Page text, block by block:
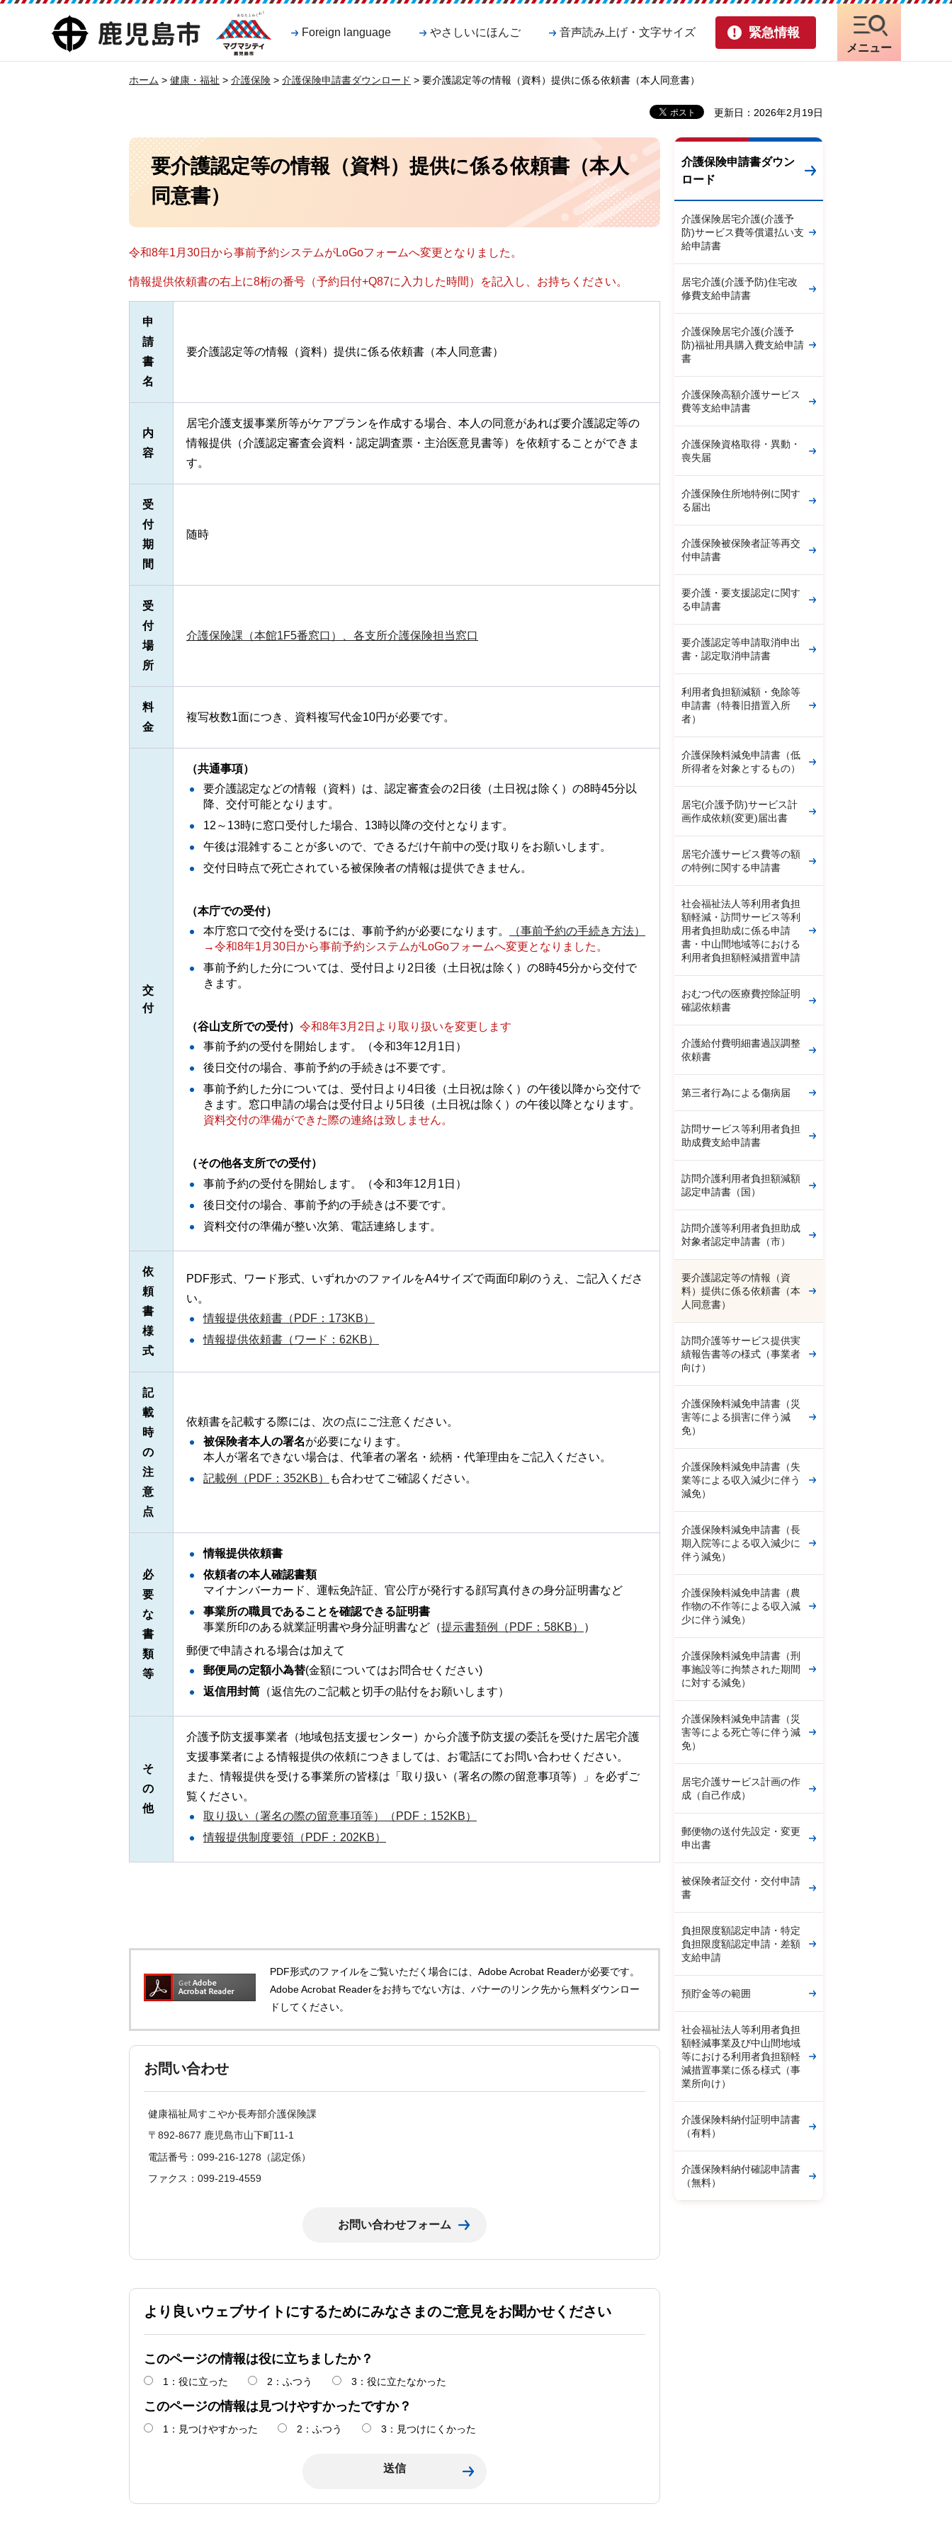
鹿児島市
マグマシティ
鹿児島市
Foreign language やさしいにほんご 音声読み上げ・文字サイズ 緊急情報
メニュー
ホーム > 健康・福祉 > 介護保険 > 介護保険申請書ダウンロード > 要介護認定等の情報（資料）提供に係る依頼書（本人同意書）
更新日：2026年2月19日
要介護認定等の情報（資料）提供に係る依頼書（本人
同意書）
令和8年1月30日から事前予約システムがLoGoフォームへ変更となりました。
情報提供依頼書の右上に8桁の番号（予約日付+Q87に入力した時間）を記入し、お持ちください。
申
請
書
名
要介護認定等の情報（資料）提供に係る依頼書（本人同意書）
内
容
居宅介護支援事業所等がケアプランを作成する場合、本人の同意があれば要介護認定等の
情報提供（介護認定審査会資料・認定調査票・主治医意見書等）を依頼することができま
す。
受
付
期
間
随時
受
付
場
所
介護保険課（本館1F5番窓口）、各支所介護保険担当窓口
料
金
複写枚数1面につき、資料複写代金10円が必要です。
交
付
（共通事項）
要介護認定などの情報（資料）は、認定審査会の2日後（土日祝は除く）の8時45分以
降、交付可能となります。
12～13時に窓口受付した場合、13時以降の交付となります。
午後は混雑することが多いので、できるだけ午前中の受け取りをお願いします。
交付日時点で死亡されている被保険者の情報は提供できません。
（本庁での受付）
本庁窓口で交付を受けるには、事前予約が必要になります。
（事前予約の手続き方法）
→令和8年1月30日から事前予約システムがLoGoフォームへ変更となりました。
事前予約した分については、受付日より2日後（土日祝は除く）の8時45分から交付で
きます。
（谷山支所での受付） 令和8年3月2日より取り扱いを変更します
事前予約の受付を開始します。（令和3年12月1日）
後日交付の場合、事前予約の手続きは不要です。
事前予約した分については、受付日より4日後（土日祝は除く）の午後以降から交付で
きます。窓口申請の場合は受付日より5日後（土日祝は除く）の午後以降となります。
資料交付の準備ができた際の連絡は致しません。
（その他各支所での受付）
事前予約の受付を開始します。（令和3年12月1日）
後日交付の場合、事前予約の手続きは不要です。
資料交付の準備が整い次第、電話連絡します。
依
頼
書
様
式
PDF形式、ワード形式、いずれかのファイルをA4サイズで両面印刷のうえ、ご記入くださ
い。
情報提供依頼書（PDF：173KB）
情報提供依頼書（ワード：62KB）
記
載
時
の
注
意
点
依頼書を記載する際には、次の点にご注意ください。
被保険者本人の署名が必要になります。
本人が署名できない場合は、代筆者の署名・続柄・代筆理由をご記入ください。
記載例（PDF：352KB）
も合わせてご確認ください。
必
要
な
書
類
等
情報提供依頼書
依頼者の本人確認書類
マイナンバーカード、運転免許証、官公庁が発行する顔写真付きの身分証明書など
事業所の職員であることを確認できる証明書
事業所印のある就業証明書や身分証明書など（提示書類例（PDF：58KB）
）
郵便で申請される場合は加えて
郵便局の定額小為替(金額についてはお問合せください)
返信用封筒 （返信先のご記載と切手の貼付をお願いします）
そ
の
他
介護予防支援事業者（地域包括支援センター）から介護予防支援の委託を受けた居宅介護
支援事業者による情報提供の依頼につきましては、お電話にてお問い合わせください。
また、情報提供を受ける事業所の皆様は「取り扱い（署名の際の留意事項等）」を必ずご
覧ください。
取り扱い（署名の際の留意事項等）（PDF：152KB）
情報提供制度要領（PDF：202KB）
PDF形式のファイルをご覧いただく場合には、Adobe Acrobat Readerが必要です。
Adobe Acrobat Readerをお持ちでない方は、バナーのリンク先から無料ダウンロー
ドしてください。
お問い合わせ
健康福祉局すこやか長寿部介護保険課
〒892-8677 鹿児島市山下町11-1
電話番号：099-216-1278（認定係）
ファクス：099-219-4559
より良いウェブサイトにするためにみなさまのご意見をお聞かせください
このページの情報は役に立ちましたか？
1：役に立った 2：ふつう 3：役に立たなかった
このページの情報は見つけやすかったですか？
1：見つけやすかった 2：ふつう 3：見つけにくかった
介護保険申請書ダウン
ロード
介護保険居宅介護(介護予
防)サービス費等償還払い支
給申請書
居宅介護(介護予防)住宅改
修費支給申請書
介護保険居宅介護(介護予
防)福祉用具購入費支給申請
書
介護保険高額介護サービス
費等支給申請書
介護保険資格取得・異動・
喪失届
介護保険住所地特例に関す
る届出
介護保険被保険者証等再交
付申請書
要介護・要支援認定に関す
る申請書
要介護認定等申請取消申出
書・認定取消申請書
利用者負担額減額・免除等
申請書（特養旧措置入所
者）
介護保険料減免申請書（低
所得者を対象とするもの）
居宅(介護予防)サービス計
画作成依頼(変更)届出書
居宅介護サービス費等の額
の特例に関する申請書
社会福祉法人等利用者負担
額軽減・訪問サービス等利
用者負担助成に係る申請
書・中山間地域等における
利用者負担額軽減措置申請
おむつ代の医療費控除証明
確認依頼書
介護給付費明細書過誤調整
依頼書
第三者行為による傷病届
訪問サービス等利用者負担
助成費支給申請書
訪問介護利用者負担額減額
認定申請書（国）
訪問介護等利用者負担助成
対象者認定申請書（市）
要介護認定等の情報（資
料）提供に係る依頼書（本
人同意書）
訪問介護等サービス提供実
績報告書等の様式（事業者
向け）
介護保険料減免申請書（災
害等による損害に伴う減
免）
介護保険料減免申請書（失
業等による収入減少に伴う
減免）
介護保険料減免申請書（長
期入院等による収入減少に
伴う減免）
介護保険料減免申請書（農
作物の不作等による収入減
少に伴う減免）
介護保険料減免申請書（刑
事施設等に拘禁された期間
に対する減免）
介護保険料減免申請書（災
害等による死亡等に伴う減
免）
居宅介護サービス計画の作
成（自己作成）
郵便物の送付先設定・変更
申出書
被保険者証交付・交付申請
書
負担限度額認定申請・特定
負担限度額認定申請・差額
支給申請
預貯金等の範囲
社会福祉法人等利用者負担
額軽減事業及び中山間地域
等における利用者負担額軽
減措置事業に係る様式（事
業所向け）
介護保険料納付証明申請書
（有料）
介護保険料納付確認申請書
（無料）